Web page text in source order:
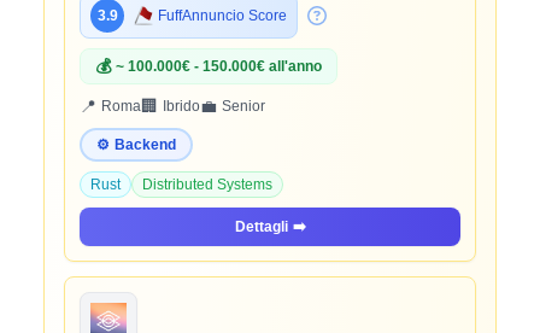
3.9 FuffAnnuncio Score
💰 ~ 100.000€ - 150.000€ all'anno
📍 Roma🏢 Ibrido💼 Senior
⚙️ Backend
Rust Distributed Systems
Dettagli ➡️